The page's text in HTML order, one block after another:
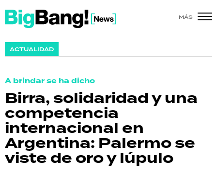
MÁS
ACTUALIDAD
A brindar se ha dicho
Birra, solidaridad y una
competencia
internacional en
Argentina: Palermo se
viste de oro y lúpulo
SHOW
ACTUALIDAD
POLICIALES
ECONOMÍA
GRAN HERMANO